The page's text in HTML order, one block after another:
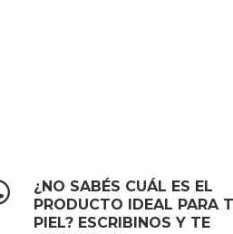
¿NO SABÉS CUÁL ES EL
PRODUCTO IDEAL PARA
PIEL? ESCRIBINOS Y TE